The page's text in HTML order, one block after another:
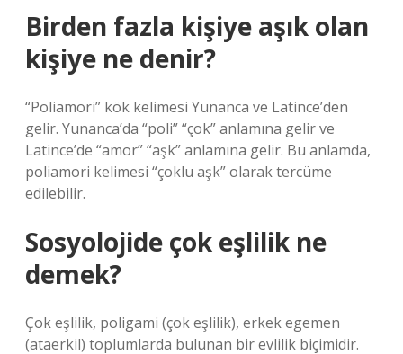
Birden fazla kişiye aşık olan
kişiye ne denir?
“Poliamori” kök kelimesi Yunanca ve Latince’den
gelir. Yunanca’da “poli” “çok” anlamına gelir ve
Latince’de “amor” “aşk” anlamına gelir. Bu anlamda,
poliamori kelimesi “çoklu aşk” olarak tercüme
edilebilir.
Sosyolojide çok eşlilik ne
demek?
Çok eşlilik, poligami (çok eşlilik), erkek egemen
(ataerkil) toplumlarda bulunan bir evlilik biçimidir.